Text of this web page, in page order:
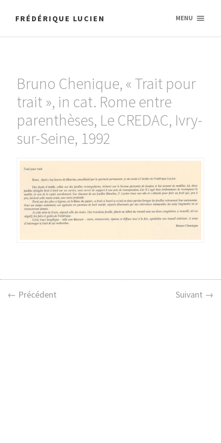
FRÉDÉRIQUE LUCIEN MENU
Bruno Chenique, « Trait pour
trait », in cat. Rome entre
parenthèses, Le CREDAC, Ivry-
sur-Seine, 1992
← Précédent Suivant →